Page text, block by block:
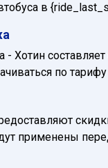
в
- Хотин
по
применены